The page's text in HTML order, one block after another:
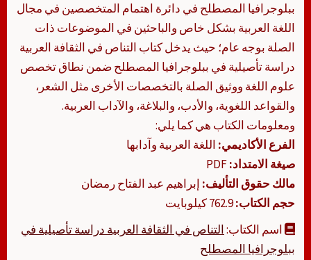
ببلوجرافيا المصطلح في دائرة اهتمام المتخصصين في مجال
اللغة العربية بشكل خاص والباحثين في الموضوعات ذات
الصلة بوجه عام؛ حيث يدخل كتاب التناص في الثقافة العربية
دراسة تأصيلية في ببلوجرافيا المصطلح ضمن نطاق تخصص
علوم اللغة ووثيق الصلة بالتخصصات الأخرى مثل الشعر،
والقواعد اللغوية، والأدب، والبلاغة، والآداب العربية.
ومعلومات الكتاب هي كما يلي:
الفرع الأكاديمي: اللغة العربية وآدابها
صيغة الامتداد:
مالك حقوق التأليف: إبراهيم عبد الفتاح رمضان
حجم الكتاب:762.9 كيلوبايت
اسم الكتاب:التناص في الثقافة العربية دراسة تأصيلية في
ببلوجرافيا المصطلح